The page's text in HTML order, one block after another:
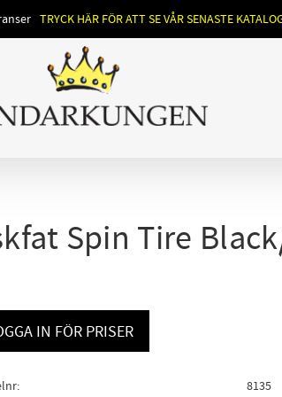
TRYCK HÄR FÖR ATT SE VÅR SENASTE
Spin Tire
IN FÖR PRISER
8135